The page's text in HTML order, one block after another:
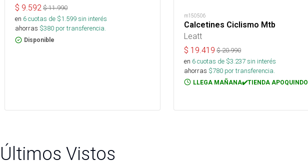
$ 9.592 $11.990
en 6cuotas de $1.599sin interés
ahorras $380 por transferencia.
Disponible
m150506
Calcetines Ciclismo Mtb
Leatt
$ 19.419 $20.990
en 6cuotas de $3.237sin interés
ahorras $780 por transferencia.
LLEGA MAÑANA✔️TIENDA APOQUINDO
Últimos Vistos